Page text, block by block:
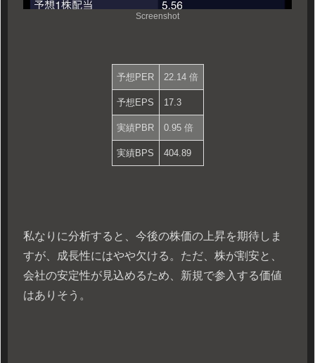
Screenshot
予想PER 22.14 倍
予想EPS 17.3
実績PBR 0.95 倍
実績BPS 404.89
私なりに分析すると、今後の株価の上昇を期待しま
すが、成長性にはやや欠ける。ただ、株が割安と、
会社の安定性が見込めるため、新規で参入する価値
はありそう。